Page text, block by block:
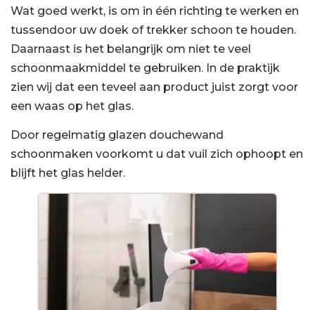
Wat goed werkt, is om in één richting te werken en
tussendoor uw doek of trekker schoon te houden.
Daarnaast is het belangrijk om niet te veel
schoonmaakmiddel te gebruiken. In de praktijk
zien wij dat een teveel aan product juist zorgt voor
een waas op het glas.
Door regelmatig glazen douchewand
schoonmaken voorkomt u dat vuil zich ophoopt en
blijft het glas helder.